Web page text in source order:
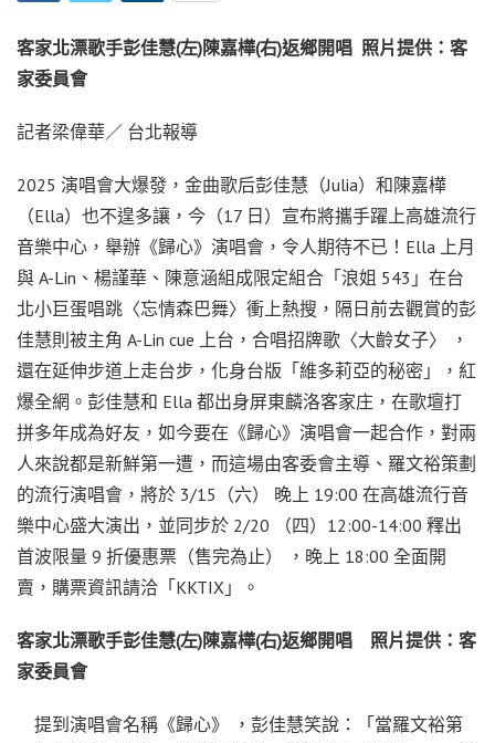
客家北漂歌手彭佳慧(左)陳嘉樺(右)返鄉開唱 照片提供：客
家委員會
記者梁偉華／ 台北報導
2025 演唱會大爆發，金曲歌后彭佳慧（Julia）和陳嘉樺
（Ella）也不遑多讓，今（17 日）宣布將攜手躍上高雄流行
音樂中心，舉辦《歸心》演唱會，令人期待不已！Ella 上月
與 A-Lin、楊謹華、陳意涵組成限定組合「浪姐 543」在台
北小巨蛋唱跳〈忘情森巴舞〉衝上熱搜，隔日前去觀賞的彭
佳慧則被主角 A-Lin cue 上台，合唱招牌歌〈大齡女子〉 ，
還在延伸步道上走台步，化身台版「維多莉亞的秘密」，紅
爆全網。彭佳慧和 Ella 都出身屏東麟洛客家庄，在歌壇打
拼多年成為好友，如今要在《歸心》演唱會一起合作，對兩
人來說都是新鮮第一遭，而這場由客委會主導、羅文裕策劃
的流行演唱會，將於 3/15（六） 晚上 19:00 在高雄流行音
樂中心盛大演出，並同步於 2/20 （四）12:00-14:00 釋出
首波限量 9 折優惠票（售完為止） ，晚上 18:00 全面開
賣，購票資訊請洽「KKTIX」。
客家北漂歌手彭佳慧(左)陳嘉樺(右)返鄉開唱 照片提供：客
家委員會
提到演唱會名稱《歸心》 ，彭佳慧笑說：「當羅文裕第